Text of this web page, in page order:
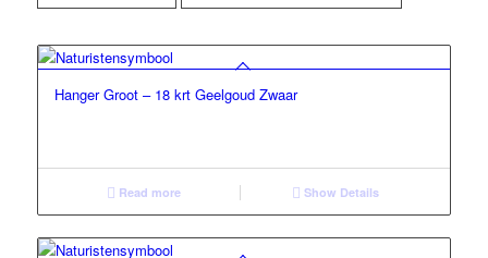
Hanger Groot – 18 krt Geelgoud Zwaar
Read more Show Details